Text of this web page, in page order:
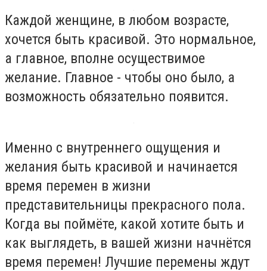
Каждой женщине, в любом возрасте,
хочется быть красивой. Это нормальное,
а главное, вполне осуществимое
желание. Главное - чтобы оно было, а
возможность обязательно появится.
Именно с внутреннего ощущения и
желания быть красивой и начинается
время перемен в жизни
представительницы прекрасного пола.
Когда вы поймёте, какой хотите быть и
как выглядеть, в вашей жизни начнётся
время перемен! Лучшие перемены ждут